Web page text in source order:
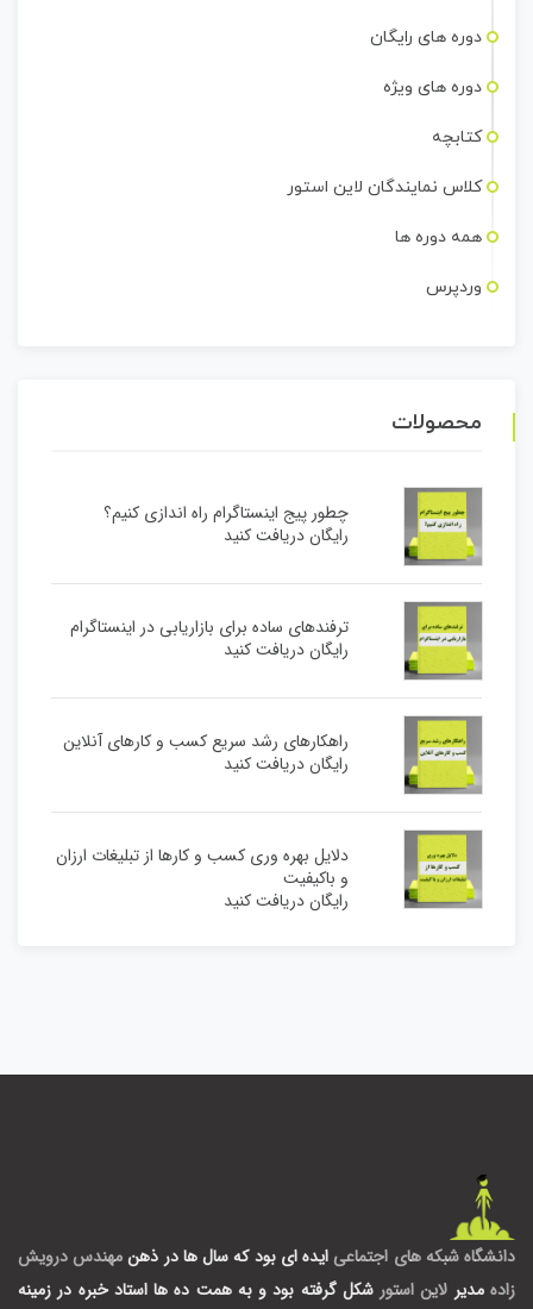
دوره های رایگان
دوره های ویژه
کتابچه
کلاس نمایندگان لاین استور
همه دوره ها
وردپرس
محصولات
چطور پیج اینستاگرام راه اندازی کنیم؟
رایگان دریافت کنید
ترفندهای ساده برای بازاریابی در اینستاگرام
رایگان دریافت کنید
راهکارهای رشد سریع کسب و کارهای آنلاین
رایگان دریافت کنید
دلایل بهره وری کسب و کارها از تبلیغات ارزان
و باکیفیت
رایگان دریافت کنید
دانشگاه شبکه های اجتماعی ایده ای بود که سال ها در ذهنمهندس درویش
زاده مدیر لاین استور شکل گرفته بود و به همت ده ها استاد خبره در زمینه